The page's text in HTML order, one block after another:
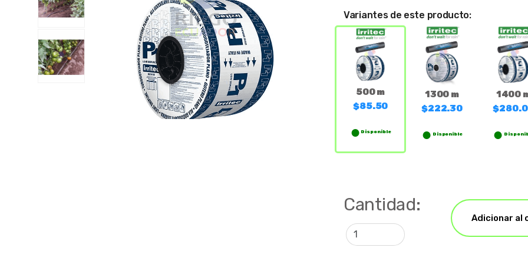
Variantes de este producto:
500 m
$85.50
Disponible
1300 m
$222.30
Disponible
1400
Cantidad:
Adicionar al